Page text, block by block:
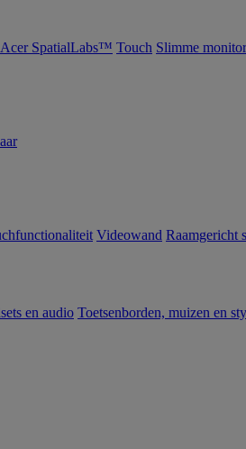
Acer SpatialLabs™ Touch Slimme monitor
Videowand Raamgericht
en audio Toetsenborden, muizen en